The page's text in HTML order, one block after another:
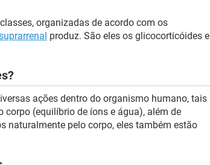
organizadas de acordo com os
produz. São eles os glicocorticóides e
ações dentro do organismo humano, tais
(equilíbrio de íons e água), além de
naturalmente pelo corpo, eles também estão